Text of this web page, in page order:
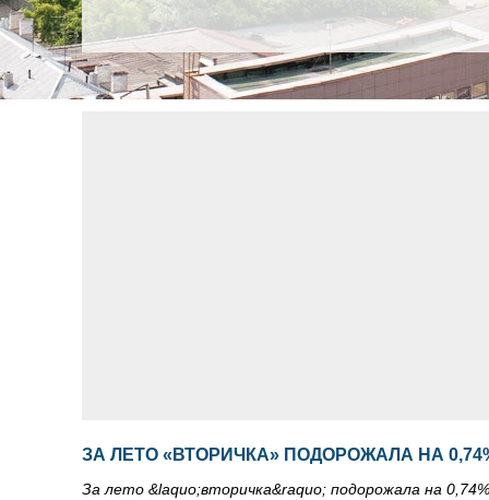
ЗА ЛЕТО «ВТОРИЧКА» ПОДОРОЖАЛА НА
За лето &laquo;вторичка&raquo; подорожала на 0,74%